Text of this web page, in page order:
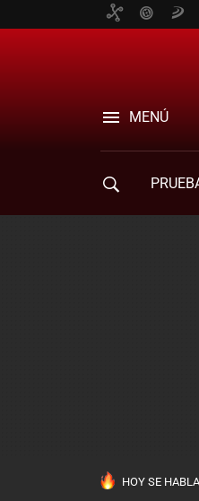
MENÚ
HOY SE